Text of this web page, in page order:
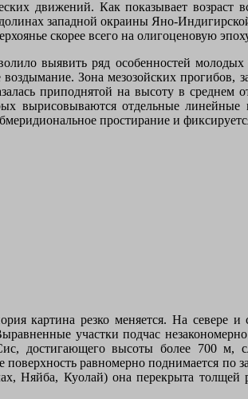
движений. Как показывает возраст
западной окраины Яно-
скорее всего на олигоценовую
выявить ряд особенностей
Зона мезозойских прогибов,
приподнятой на высоту в среднем
вырисовываются отдельные
простирание и
картина резко меняется. На севере и
участки подчас
достигающего высоты более 700 м,
равномерно поднимается по
Няйба, Куолай) она перекрыта толщей